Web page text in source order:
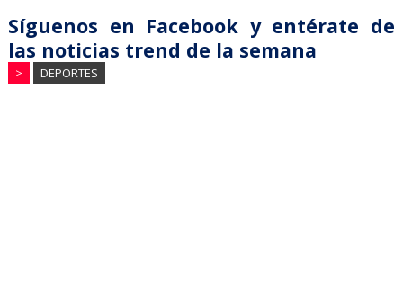
Síguenos en Facebook y entérate de
las noticias trend de la semana
> DEPORTES